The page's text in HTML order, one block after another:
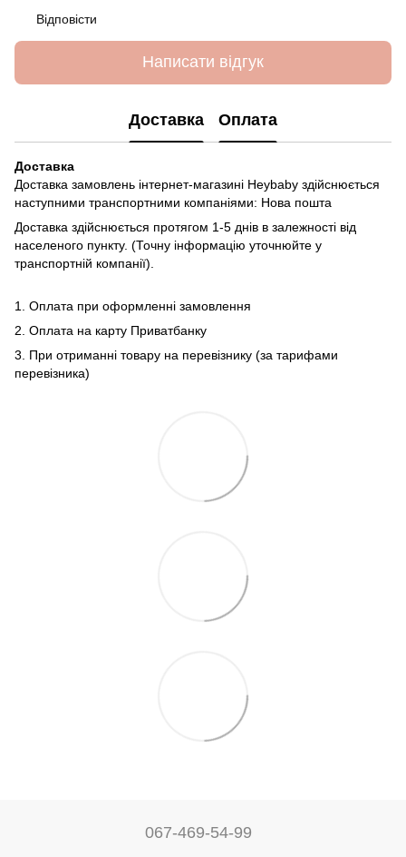
Відповісти
Написати відгук
Доставка Оплата
Доставка
Доставка замовлень інтернет-магазині Heybaby здійснюється
наступними транспортними компаніями: Нова пошта
Доставка здійснюється протягом 1-5 днів в залежності від
населеного пункту. (Точну інформацію уточнюйте у
транспортній компанії).
1. Оплата при оформленні замовлення
2. Оплата на карту Приватбанку
3. При отриманні товару на перевізнику (за тарифами
перевізника)
067-469-54-99